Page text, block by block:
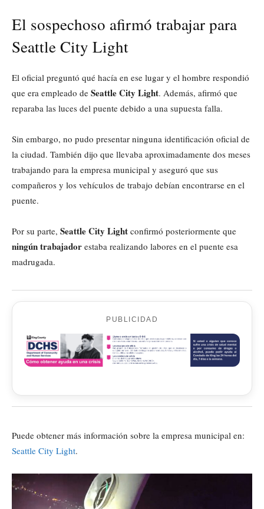
El sospechoso afirmó trabajar para
Seattle City Light
El oficial preguntó qué hacía en ese lugar y el hombre respondió
que era empleado de Seattle City Light. Además, afirmó que
reparaba las luces del puente debido a una supuesta falla.
Sin embargo, no pudo presentar ninguna identificación oficial de
la ciudad. También dijo que llevaba aproximadamente dos meses
trabajando para la empresa municipal y aseguró que sus
compañeros y los vehículos de trabajo debían encontrarse en el
puente.
Por su parte, Seattle City Light confirmó posteriormente que
ningún trabajador estaba realizando labores en el puente esa
madrugada.
PUBLICIDAD
Puede obtener más información sobre la empresa municipal en:
Seattle City Light.